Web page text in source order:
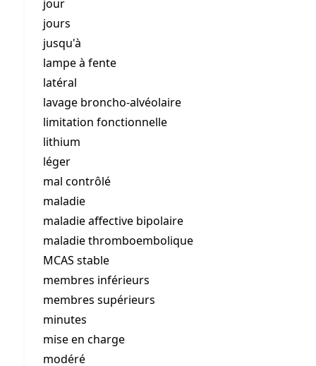
jour
jours
jusqu'à
lampe à fente
latéral
lavage broncho-alvéolaire
limitation fonctionnelle
lithium
léger
mal contrôlé
maladie
maladie affective bipolaire
maladie thromboembolique
MCAS stable
membres inférieurs
membres supérieurs
minutes
mise en charge
modéré